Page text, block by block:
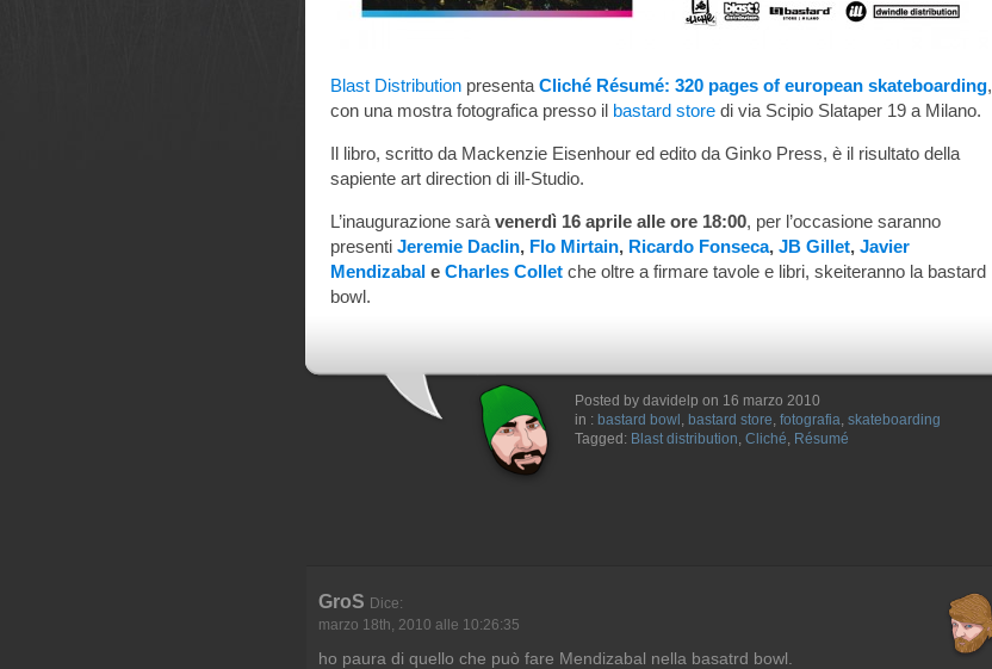
Blast Distribution presenta Cliché Résumé: 320 pages of european skateboarding,
con una mostra fotografica presso il bastard store di via Scipio Slataper 19 a Milano.
Il libro, scritto da Mackenzie Eisenhour ed edito da Ginko Press, è il risultato della
sapiente art direction di ill-Studio.
L’inaugurazione sarà venerdì 16 aprile alle ore 18:00, per l’occasione saranno
presenti Jeremie Daclin, Flo Mirtain, Ricardo Fonseca, JB Gillet, Javier
Mendizabal e Charles Collet che oltre a firmare tavole e libri, skeiteranno la bastard
bowl.
Posted by davidelp on 16 marzo 2010
in : bastard bowl , bastard store, fotografia, skateboarding
Tagged: Blast distribution, Cliché, Résumé
GroS Dice:
marzo 18th, 2010 alle 10:26:35
ho paura di quello che può fare Mendizabal nella basatrd bowl.